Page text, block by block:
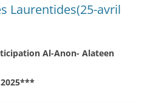
Laurentides(25-avril
Al-Anon- Alateen